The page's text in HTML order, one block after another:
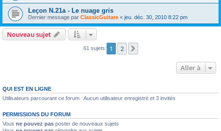
Leçon N.21a - Le nuage gris
Dernier message par ClassicGuitare « jeu. déc. 30, 2010 8:22 pm
Nouveau sujet
61 sujets 1 2
Aller à
QUI EST EN LIGNE
Utilisateurs parcourant ce forum : Aucun utilisateur enregistré et 3 invités
PERMISSIONS DU FORUM
Vous ne pouvez pas poster de nouveaux sujets